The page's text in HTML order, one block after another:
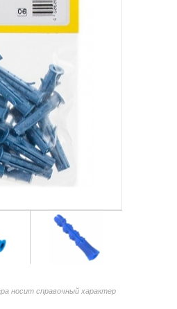
носит справочный характер